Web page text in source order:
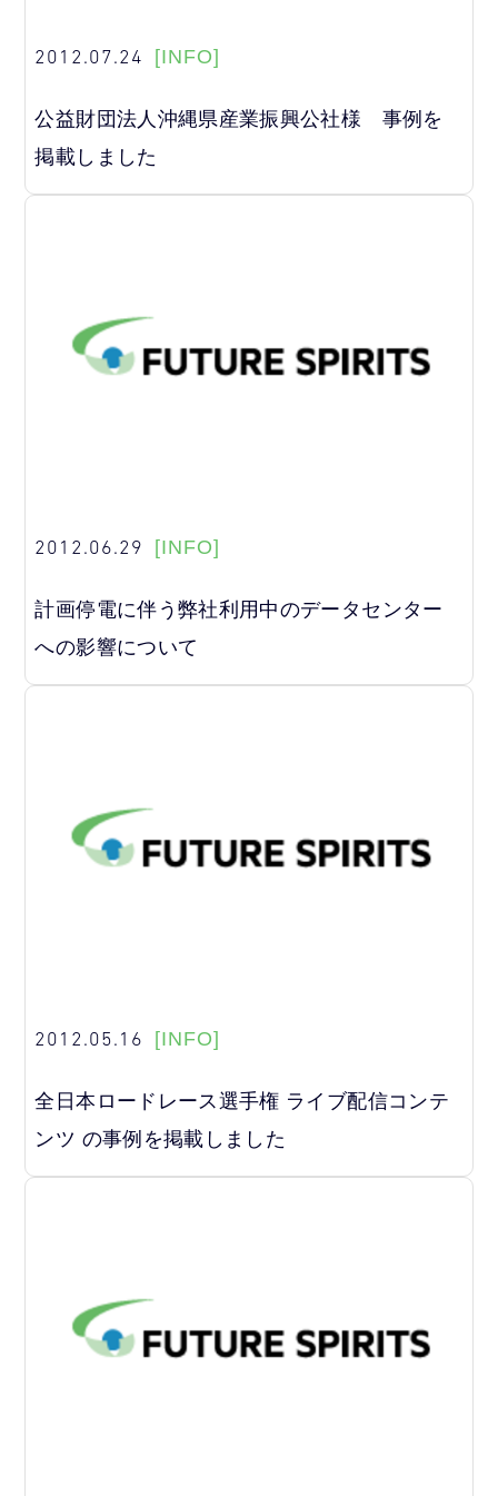
2012.07.24 [INFO]
公益財団法人沖縄県産業振興公社様 事例を
掲載しました
2012.06.29 [INFO]
計画停電に伴う弊社利用中のデータセンター
への影響について
2012.05.16 [INFO]
全日本ロードレース選手権 ライブ配信コンテ
ンツ の事例を掲載しました